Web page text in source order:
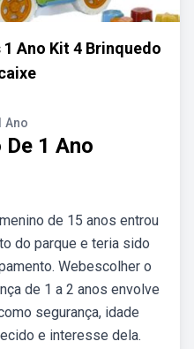
Ano Kit 4 Brinquedo
Ano
1 Ano
de 15 anos entrou
do parque e teria sido
Webescolher o
de 1 a 2 anos envolve
segurança, idade
e interesse dela.